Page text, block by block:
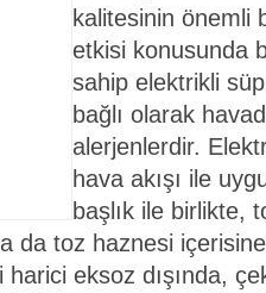
kalitesinin önemli
etkisi konusunda
sahip elektrikli
bağlı olarak
alerjenlerdir.
hava akışı ile
başlık ile birlikte,
da toz haznesi
eksoz dışında,